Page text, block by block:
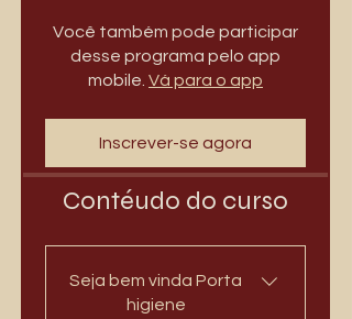
Você também pode participar
desse programa pelo app
mobile. Vá para o app
Inscrever-se agora
Contéudo do curso
Seja bem vinda Porta
higiene